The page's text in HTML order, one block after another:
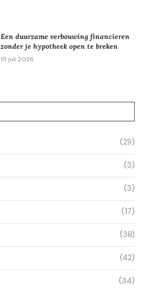
Een duurzame verbouwing financieren
zonder je hypotheek open te breken
15 juli 2026
(29)
(3)
(3)
(17)
(38)
(42)
(34)